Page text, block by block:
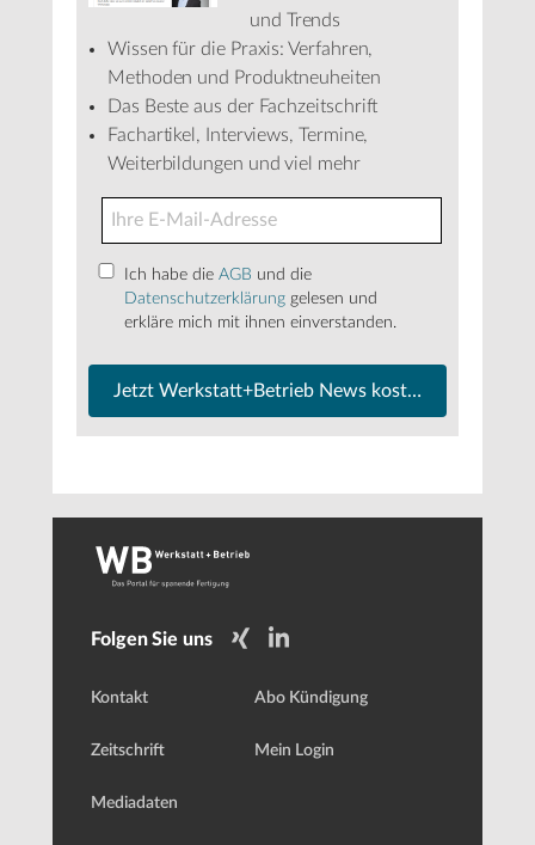
und Trends
Wissen für die Praxis: Verfahren,
Methoden und Produktneuheiten
Das Beste aus der Fachzeitschrift
Fachartikel, Interviews, Termine,
Weiterbildungen und viel mehr
Ich habe die AGB und die
Datenschutzerklärung gelesen und
erkläre mich mit ihnen einverstanden.
Jetzt Werkstatt+Betrieb News kostenfrei
Folgen Sie uns
Kontakt
Zeitschrift
Mediadaten
Abo Kündigung
Mein Login